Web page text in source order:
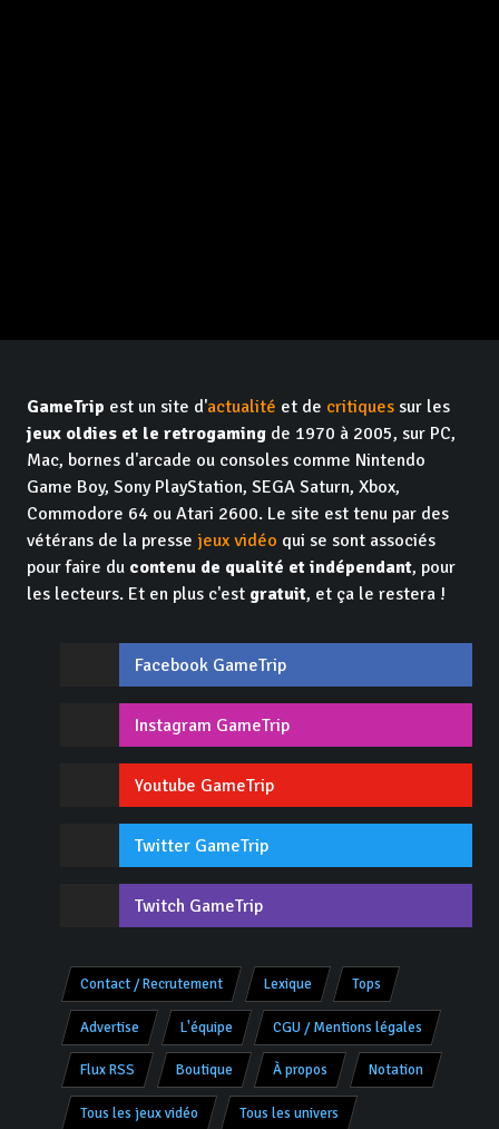
GameTrip est un site d'actualité et de critiques sur les
jeux oldies et le retrogaming de 1970 à 2005, sur PC,
Mac, bornes d'arcade ou consoles comme Nintendo
Game Boy, Sony PlayStation, SEGA Saturn, Xbox,
Commodore 64 ou Atari 2600. Le site est tenu par des
vétérans de la presse jeux vidéo qui se sont associés
pour faire du contenu de qualité et indépendant, pour
les lecteurs. Et en plus c'est gratuit, et ça le restera !
Facebook GameTrip
Instagram GameTrip
Youtube GameTrip
Twitter GameTrip
Twitch GameTrip
Contact / Recrutement Lexique Tops
Advertise L'équipe CGU / Mentions légales
Flux RSS Boutique À propos Notation
Tous les jeux vidéo Tous les univers